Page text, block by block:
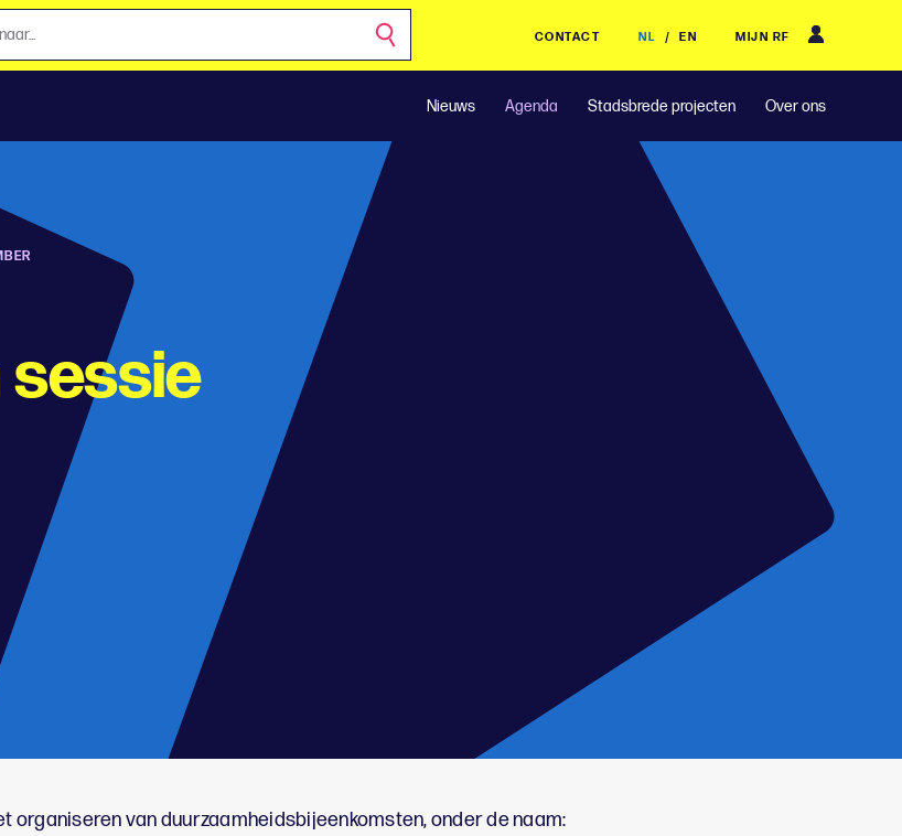
CONTACT NL / EN MIJN RF
Nieuws Agenda Stadsbrede projecten Over ons
sessie
organiseren van duurzaamheidsbijeenkomsten, onder de naam: